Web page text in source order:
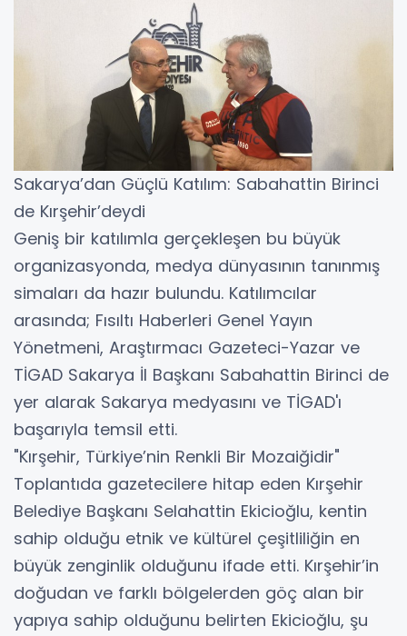
​Sakarya’dan Güçlü Katılım: Sabahattin Birinci
de Kırşehir’deydi
​Geniş bir katılımla gerçekleşen bu büyük
organizasyonda, medya dünyasının tanınmış
simaları da hazır bulundu. Katılımcılar
arasında; Fısıltı Haberleri Genel Yayın
Yönetmeni, Araştırmacı Gazeteci-Yazar ve
TİGAD Sakarya İl Başkanı Sabahattin Birinci de
yer alarak Sakarya medyasını ve TİGAD'ı
başarıyla temsil etti.
​"Kırşehir, Türkiye’nin Renkli Bir Mozaiğidir"
​Toplantıda gazetecilere hitap eden Kırşehir
Belediye Başkanı Selahattin Ekicioğlu, kentin
sahip olduğu etnik ve kültürel çeşitliliğin en
büyük zenginlik olduğunu ifade etti. Kırşehir’in
doğudan ve farklı bölgelerden göç alan bir
yapıya sahip olduğunu belirten Ekicioğlu, şu